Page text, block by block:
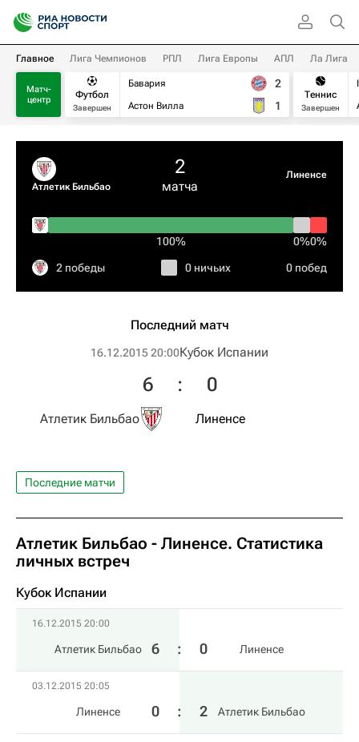
Главное Лига Чемпионов РПЛ Лига Европы АПЛ Ла Лига
Матч-
центр
Футбол
Завершен
Бавария
Астон Вилла
2
1
Теннис
Завершен
Атлетик Бильбао
2
матча
Линенсе
100% 0%0%
2 победы 0 ничьих 0 побед
Последний матч
16.12.2015 20:00Кубок Испании
Атлетик Бильбао
6 : 0
Линенсе
Последние матчи
Атлетик Бильбао - Линенсе. Статистика
личных встреч
Кубок Испании
16.12.2015 20:00
Атлетик Бильбао 6 : 0 Линенсе
03.12.2015 20:05
Линенсе 0 : 2 Атлетик Бильбао